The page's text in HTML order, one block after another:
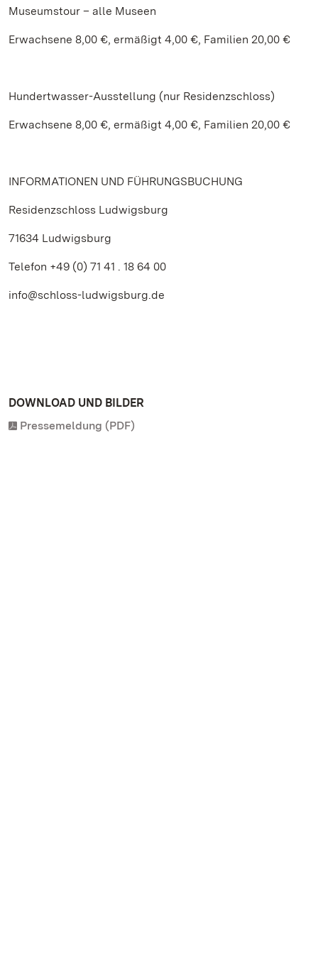
Museumstour – alle Museen
Erwachsene 8,00 €, ermäßigt 4,00 €, Familien 20,00 €
Hundertwasser-Ausstellung (nur Residenzschloss)
Erwachsene 8,00 €, ermäßigt 4,00 €, Familien 20,00 €
INFORMATIONEN UND FÜHRUNGSBUCHUNG
Residenzschloss Ludwigsburg
71634 Ludwigsburg
Telefon +49 (0) 71 41 . 18 64 00
info@schloss-ludwigsburg.de
DOWNLOAD UND BILDER
Pressemeldung (PDF)